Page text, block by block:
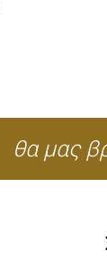
θα μας